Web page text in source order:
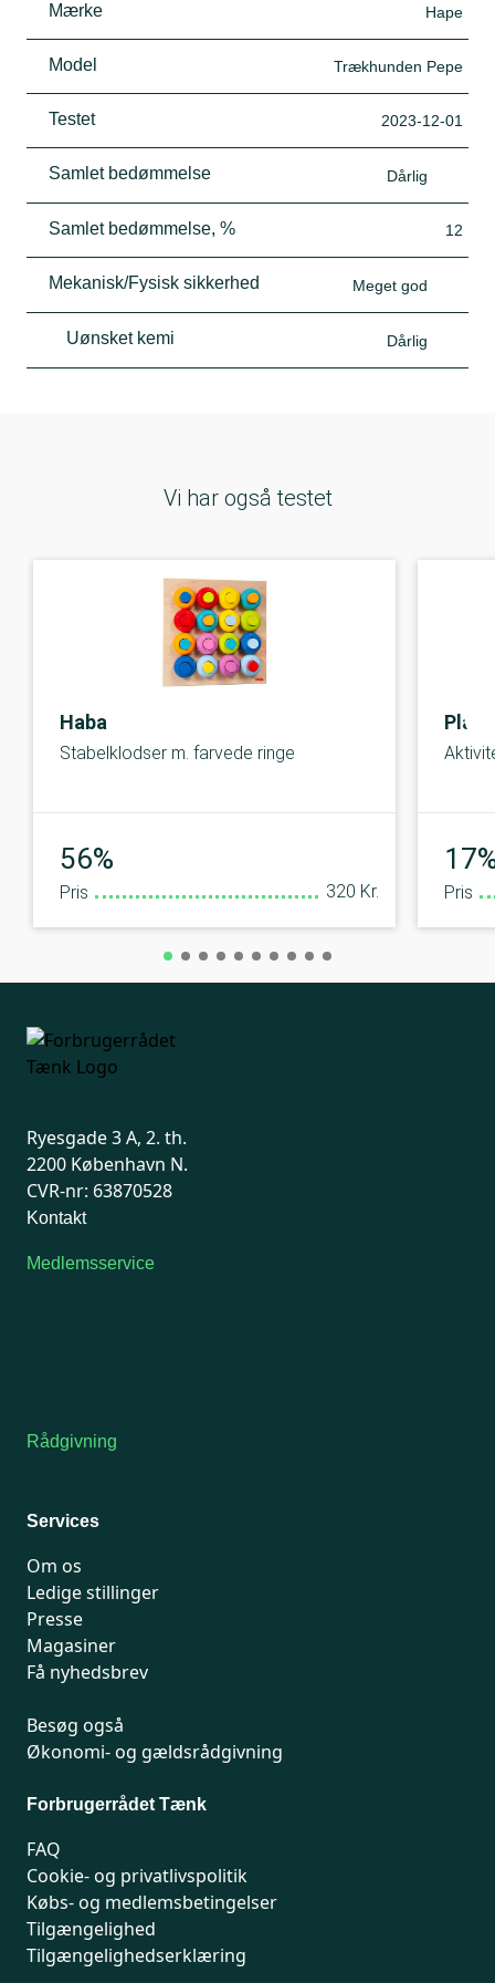
Mærke Hape
Model Trækhunden Pepe
Testet 2023-12-01
Samlet bedømmelse Dårlig
Samlet bedømmelse, % 12
Mekanisk/Fysisk sikkerhed Meget god
Uønsket kemi Dårlig
Vi har også testet
Haba
Stabelklodser m. farvede ringe
56%
Pris 320 Kr. Pris
Ryesgade 3 A, 2. th.
2200 København N.
CVR-nr: 63870528
Kontakt
Medlemsservice
Rådgivning
Services
Om os
Ledige stillinger
Presse
Magasiner
Få nyhedsbrev
Besøg også
Økonomi- og gældsrådgivning
Forbrugerrådet Tænk
FAQ
Cookie- og privatlivspolitik
Købs- og medlemsbetingelser
Tilgængelighed
Tilgængelighedserklæring